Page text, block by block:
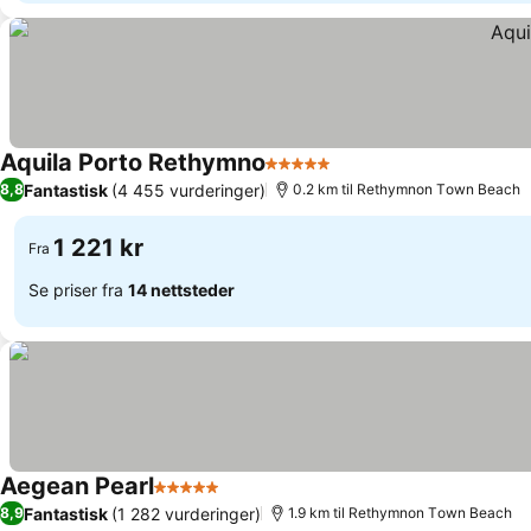
Aquila Porto Rethymno5 Stjerner
8,8Fantastisk (4 455 vurderinger) 0.2 km til Rethymnon Τown Beach
Fra 1 221 kr
Se priser fra 14 nettsteder
Aegean Pearl5 Stjerner
8,9Fantastisk (1 282 vurderinger) 1.9 km til Rethymnon Τown Beach